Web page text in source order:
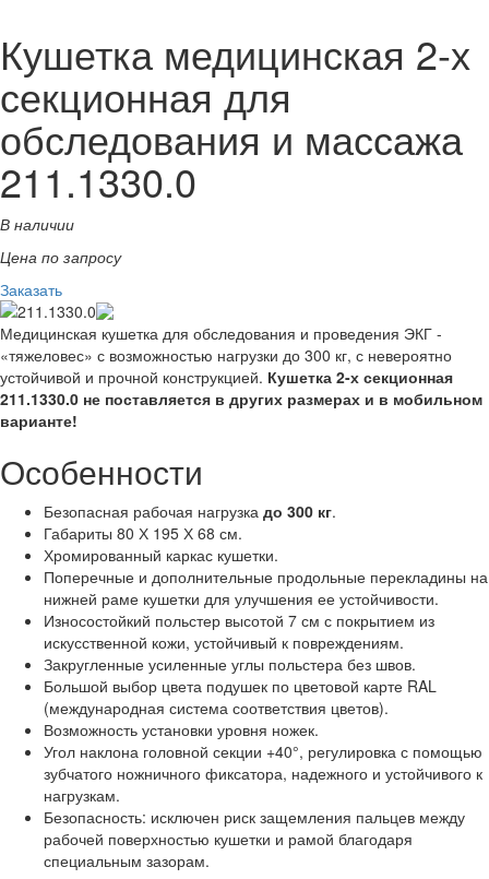
Кушетка медицинская 2-х
секционная для
обследования и массажа
211.1330.0
В наличии
Цена по запросу
Заказать
Медицинская кушетка для обследования и проведения ЭКГ -
«тяжеловес» с возможностью нагрузки до 300 кг, с невероятно
устойчивой и прочной конструкцией. Кушетка 2-х секционная
211.1330.0 не поставляется в других размерах и в мобильном
варианте!
Особенности
Безопасная рабочая нагрузка до 300 кг.
Габариты 80 Х 195 Х 68 см.
Хромированный каркас кушетки.
Поперечные и дополнительные продольные перекладины на
нижней раме кушетки для улучшения ее устойчивости.
Износостойкий польстер высотой 7 см с покрытием из
искусственной кожи, устойчивый к повреждениям.
Закругленные усиленные углы польстера без швов.
Большой выбор цвета подушек по цветовой карте RAL
(международная система соответствия цветов).
Возможность установки уровня ножек.
Угол наклона головной секции +40°, регулировка с помощью
зубчатого ножничного фиксатора, надежного и устойчивого к
нагрузкам.
Безопасность: исключен риск защемления пальцев между
рабочей поверхностью кушетки и рамой благодаря
специальным зазорам.